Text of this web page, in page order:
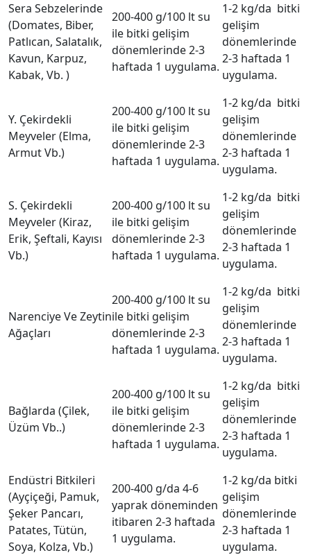
Sera Sebzelerinde
(Domates, Biber,
Patlıcan, Salatalık,
Kavun, Karpuz,
Kabak, Vb. )
200-400 g/100 lt su
ile bitki gelişim
dönemlerinde 2-3
haftada 1 uygulama.
1-2 kg/da bitki
gelişim
dönemlerinde
2-3 haftada 1
uygulama.
Y. Çekirdekli
Meyveler (Elma,
Armut Vb.)
200-400 g/100 lt su
ile bitki gelişim
dönemlerinde 2-3
haftada 1 uygulama.
1-2 kg/da bitki
gelişim
dönemlerinde
2-3 haftada 1
uygulama.
S. Çekirdekli
Meyveler (Kiraz,
Erik, Şeftali, Kayısı
Vb.)
200-400 g/100 lt su
ile bitki gelişim
dönemlerinde 2-3
haftada 1 uygulama.
1-2 kg/da bitki
gelişim
dönemlerinde
2-3 haftada 1
uygulama.
Narenciye Ve Zeytin
Ağaçları
200-400 g/100 lt su
ile bitki gelişim
dönemlerinde 2-3
haftada 1 uygulama.
1-2 kg/da bitki
gelişim
dönemlerinde
2-3 haftada 1
uygulama.
Bağlarda (Çilek,
Üzüm Vb..)
200-400 g/100 lt su
ile bitki gelişim
dönemlerinde 2-3
haftada 1 uygulama.
1-2 kg/da bitki
gelişim
dönemlerinde
2-3 haftada 1
uygulama.
Endüstri Bitkileri
(Ayçiçeği, Pamuk,
Şeker Pancarı,
Patates, Tütün,
Soya, Kolza, Vb.)
200-400 g/da 4-6
yaprak döneminden
itibaren 2-3 haftada
1 uygulama.
1-2 kg/da bitki
gelişim
dönemlerinde
2-3 haftada 1
uygulama.